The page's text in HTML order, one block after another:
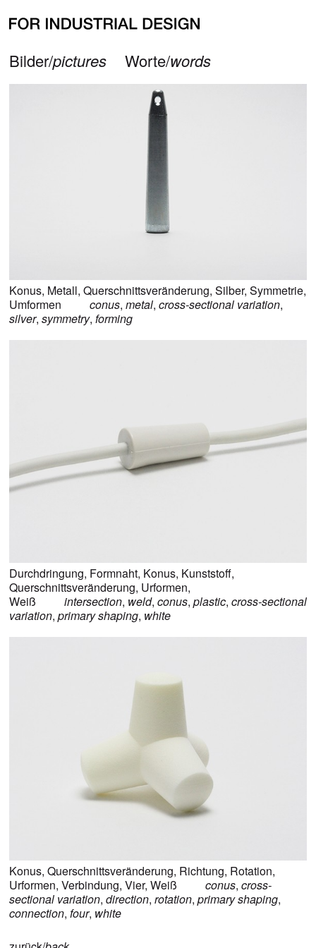
Bilder/pictures Worte/words
alle Bilder zu Konus all pictures for
Konus, Metall, Querschnittsveränderung, Silber, Symmetrie,
Umformen
conus, metal, cross-sectional variation,
silver, symmetry, forming
Durchdringung, Formnaht, Konus, Kunststoff,
Querschnittsveränderung, Urformen,
Weiß
intersection, weld, conus, plastic, cross-sectional
variation, primary shaping, white
Konus, Querschnittsveränderung, Richtung, Rotation,
Urformen, Verbindung, Vier, Weiß conus, cross-
sectional variation, direction, rotation, primary shaping,
connection, four, white